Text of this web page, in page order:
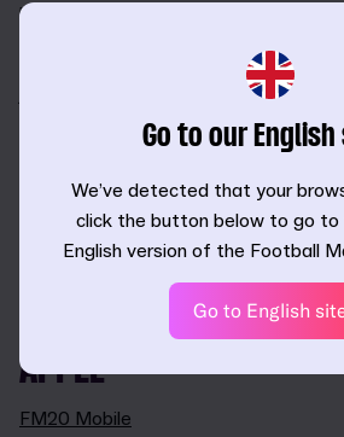
llegar cuanto antes al éxito.
Con desafíos de partida rápida únicos,
jugables, además de nuevas
FM20, la Visión del club y el Centro
Touch es perfecto para aquellos con
poco tiempo.
Empieza tu meteórico camino a la
mismo con un 66 % de descuento.
APPLE
FM20 Mobile
Go to our
We’ve detected that your
click the button below to go
English version of the Football
Go to English